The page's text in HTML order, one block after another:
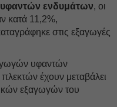
υφαντών ενδυμάτων, οι
κατά 11,2%,
στις εξαγωγές
υφαντών
έχουν μεταβάλει
εξαγωγών του